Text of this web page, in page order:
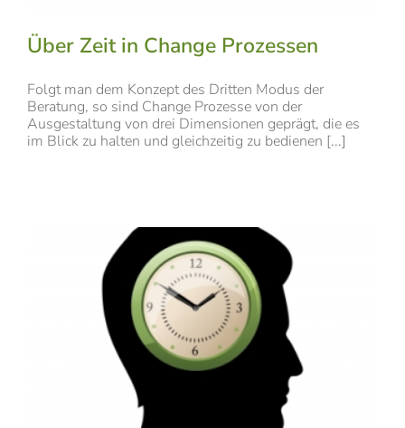
Über Zeit in Change Prozessen
Folgt man dem Konzept des Dritten Modus der
Beratung, so sind Change Prozesse von der
Ausgestaltung von drei Dimensionen geprägt, die es
im Blick zu halten und gleichzeitig zu bedienen [...]